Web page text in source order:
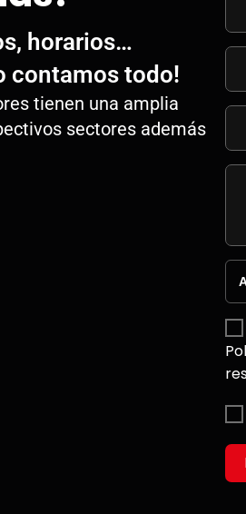
horarios…
contamos todo!
tienen una amplia
sectores además